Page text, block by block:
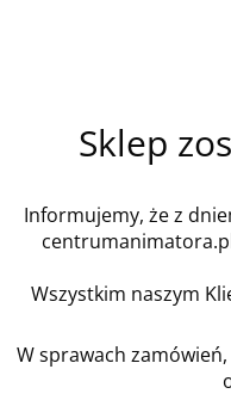
Sklep
Informujemy, że z
centrumanimatora.pl
Wszystkim naszym
W sprawach